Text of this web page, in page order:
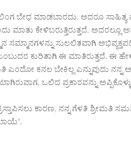
ಬೇಧ ಮಾಡಬಾರದು. ಆದರೂ
ಮಾತು ಕೇಳಿಬರುತ್ತಿರುತ್ತದೆ. ಅದರಲ್ಲೂ
ಸಮ್ಮಾನಗಳನ್ನು ಸುಲಲಿತವಾಗಿ
ಕುರಿತಾಗಿ ಈ ಮಾತಿರುತ್ತದೆ. ಈ
ಎಂದೋ ಕನಲ ಬೇಕಿಲ್ಲ ಎನ್ನುವುದು
ಒಲಿದ ಪ್ರಕಾರವನ್ನು
ಕಾರಣ, ನನ್ನ ಗೆಳತಿ ಶ್ರೀಮತಿ